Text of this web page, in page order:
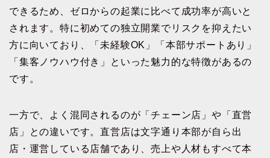
できるため、ゼロからの起業に比べて成功率が高いと
されます。特に初めての独立開業でリスクを抑えたい
方に向いており、「未経験OK」「本部サポートあり」
「集客ノウハウ付き」といった魅力的な特徴があるの
です。
一方で、よく混同されるのが「チェーン店」や「直営
店」との違いです。直営店は文字通り本部が自ら出
店・運営している店舗であり、売上や人材もすべて本